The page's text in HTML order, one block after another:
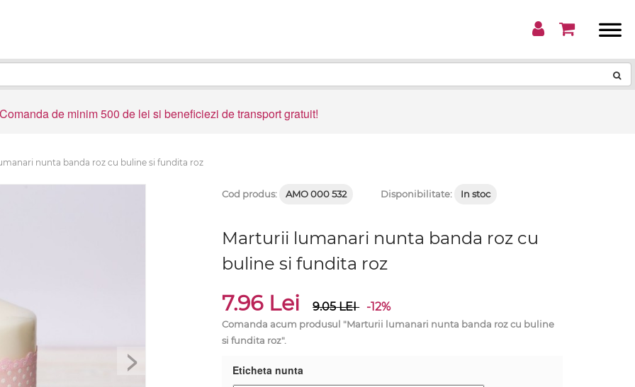
Comanda de minim 500 de lei si beneficiezi de transport gratuit!
nunta banda roz cu buline si fundita roz
>
Cod produs: AMO 000 532 Disponibilitate: In stoc
Marturii lumanari nunta banda roz cu
buline si fundita roz
7.96 Lei 9.05LEI -12%
Comanda acum produsul "Marturii lumanari nunta banda roz cu buline
si fundita roz".
Eticheta nunta